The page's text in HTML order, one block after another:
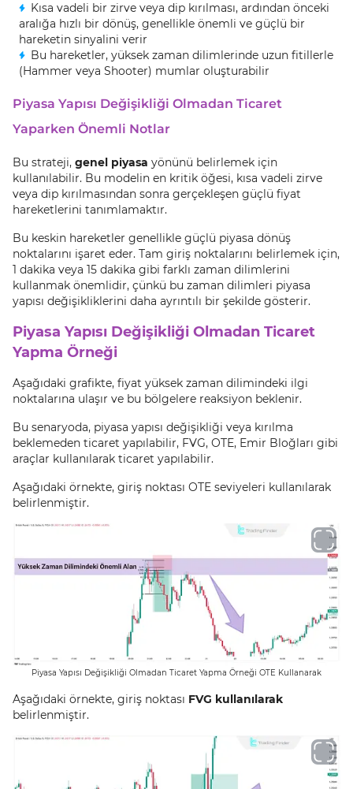
Kısa vadeli bir zirve veya dip kırılması, ardından önceki
aralığa hızlı bir dönüş, genellikle önemli ve güçlü bir
hareketin sinyalini verir
Bu hareketler, yüksek zaman dilimlerinde uzun fitillerle
(Hammer veya Shooter) mumlar oluşturabilir
Piyasa Yapısı Değişikliği Olmadan Ticaret
Yaparken Önemli Notlar
Bu strateji, genel piyasa yönünü belirlemek için
kullanılabilir. Bu modelin en kritik öğesi, kısa vadeli zirve
veya dip kırılmasından sonra gerçekleşen güçlü fiyat
hareketlerini tanımlamaktır.
Bu keskin hareketler genellikle güçlü piyasa dönüş
noktalarını işaret eder. Tam giriş noktalarını belirlemek için,
1 dakika veya 15 dakika gibi farklı zaman dilimlerini
kullanmak önemlidir, çünkü bu zaman dilimleri piyasa
yapısı değişikliklerini daha ayrıntılı bir şekilde gösterir.
Piyasa Yapısı Değişikliği Olmadan Ticaret
Yapma Örneği
Aşağıdaki grafikte, fiyat yüksek zaman dilimindeki ilgi
noktalarına ulaşır ve bu bölgelere reaksiyon beklenir.
Bu senaryoda, piyasa yapısı değişikliği veya kırılma
beklemeden ticaret yapılabilir, FVG, OTE, Emir Bloğları gibi
araçlar kullanılarak ticaret yapılabilir.
Aşağıdaki örnekte, giriş noktası OTE seviyeleri kullanılarak
belirlenmiştir.
Piyasa Yapısı Değişikliği Olmadan Ticaret Yapma Örneği OTE Kullanarak
Aşağıdaki örnekte, giriş noktası FVG kullanılarak
belirlenmiştir.